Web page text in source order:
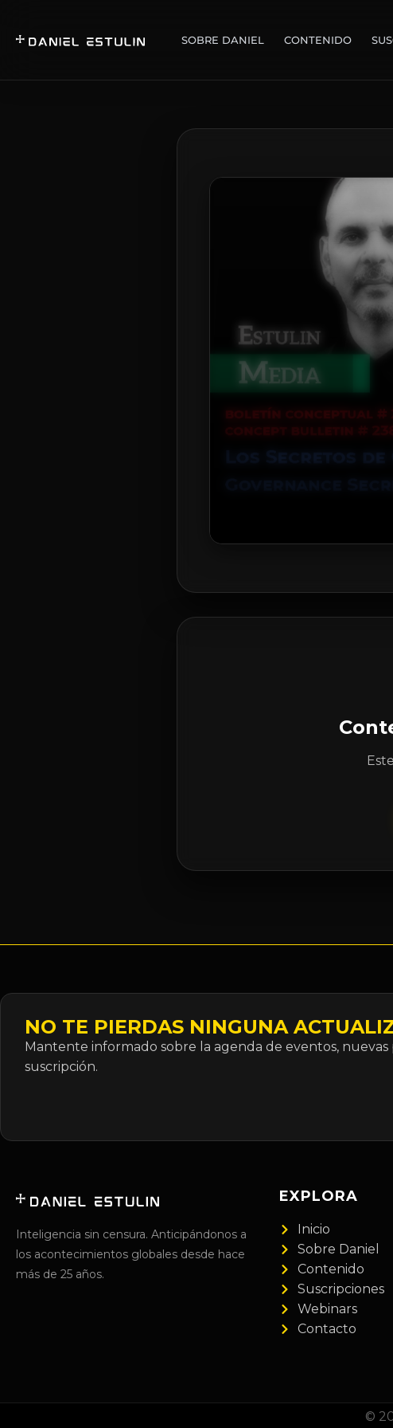
SOBRE DANIEL CONTENIDO
NO TE PIERDAS NINGUNA
Mantente informado sobre la agenda de eventos,
suscripción.
Inteligencia sin censura. Anticipándonos a
los acontecimientos globales desde hace
más de 25 años.
EXPLORA
Inicio
Sobre Daniel
Contenido
Suscripciones
Webinars
Contacto
©